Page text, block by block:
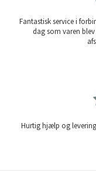
Fantastisk service i
dag som varen
Hurtig hjælp og